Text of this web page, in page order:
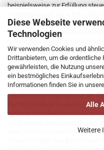
Diese Webseite
Technologien
Wir verwenden Cookies und
Drittanbietern, um die
gewährleisten, die Nutzung
ein bestmögliches
Informationen finden Sie in
Alle
Weitere
beispielsweise zur Erfüllung
Verarbeitung von
lebenswichtige Interessen der
natürlichen Person zu schützen.
ein Besucher in unserem Betrieb
Name, sein Alter, seine
lebenswichtige Informationen an
sonstige Dritte weitergegeben
Verarbeitung auf Art. 6 I lit. d DS-
Verarbeitungsvorgänge auf Art. 6
Rechtsgrundlage basieren
vorgenannten Rechtsgrundlagen
eines Dritten erforderlich ist,